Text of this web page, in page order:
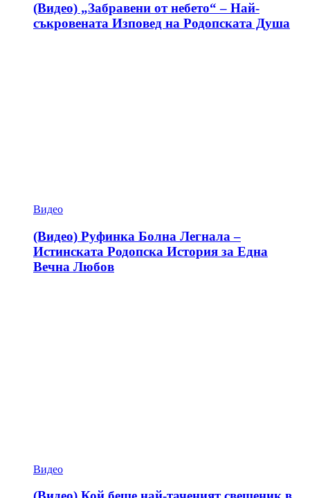
(Видео) „Забравени от небето“ – Най-
съкровената Изповед на Родопската Душа
Видео
(Видео) Руфинка Болна Легнала –
Истинската Родопска История за Една
Вечна Любов
Видео